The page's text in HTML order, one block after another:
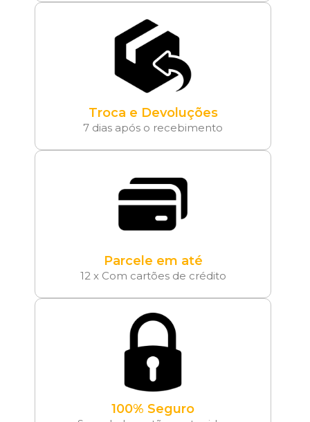
Troca e Devoluções
7 dias após o recebimento
Parcele em até
12 x Com cartões de crédito
100% Seguro